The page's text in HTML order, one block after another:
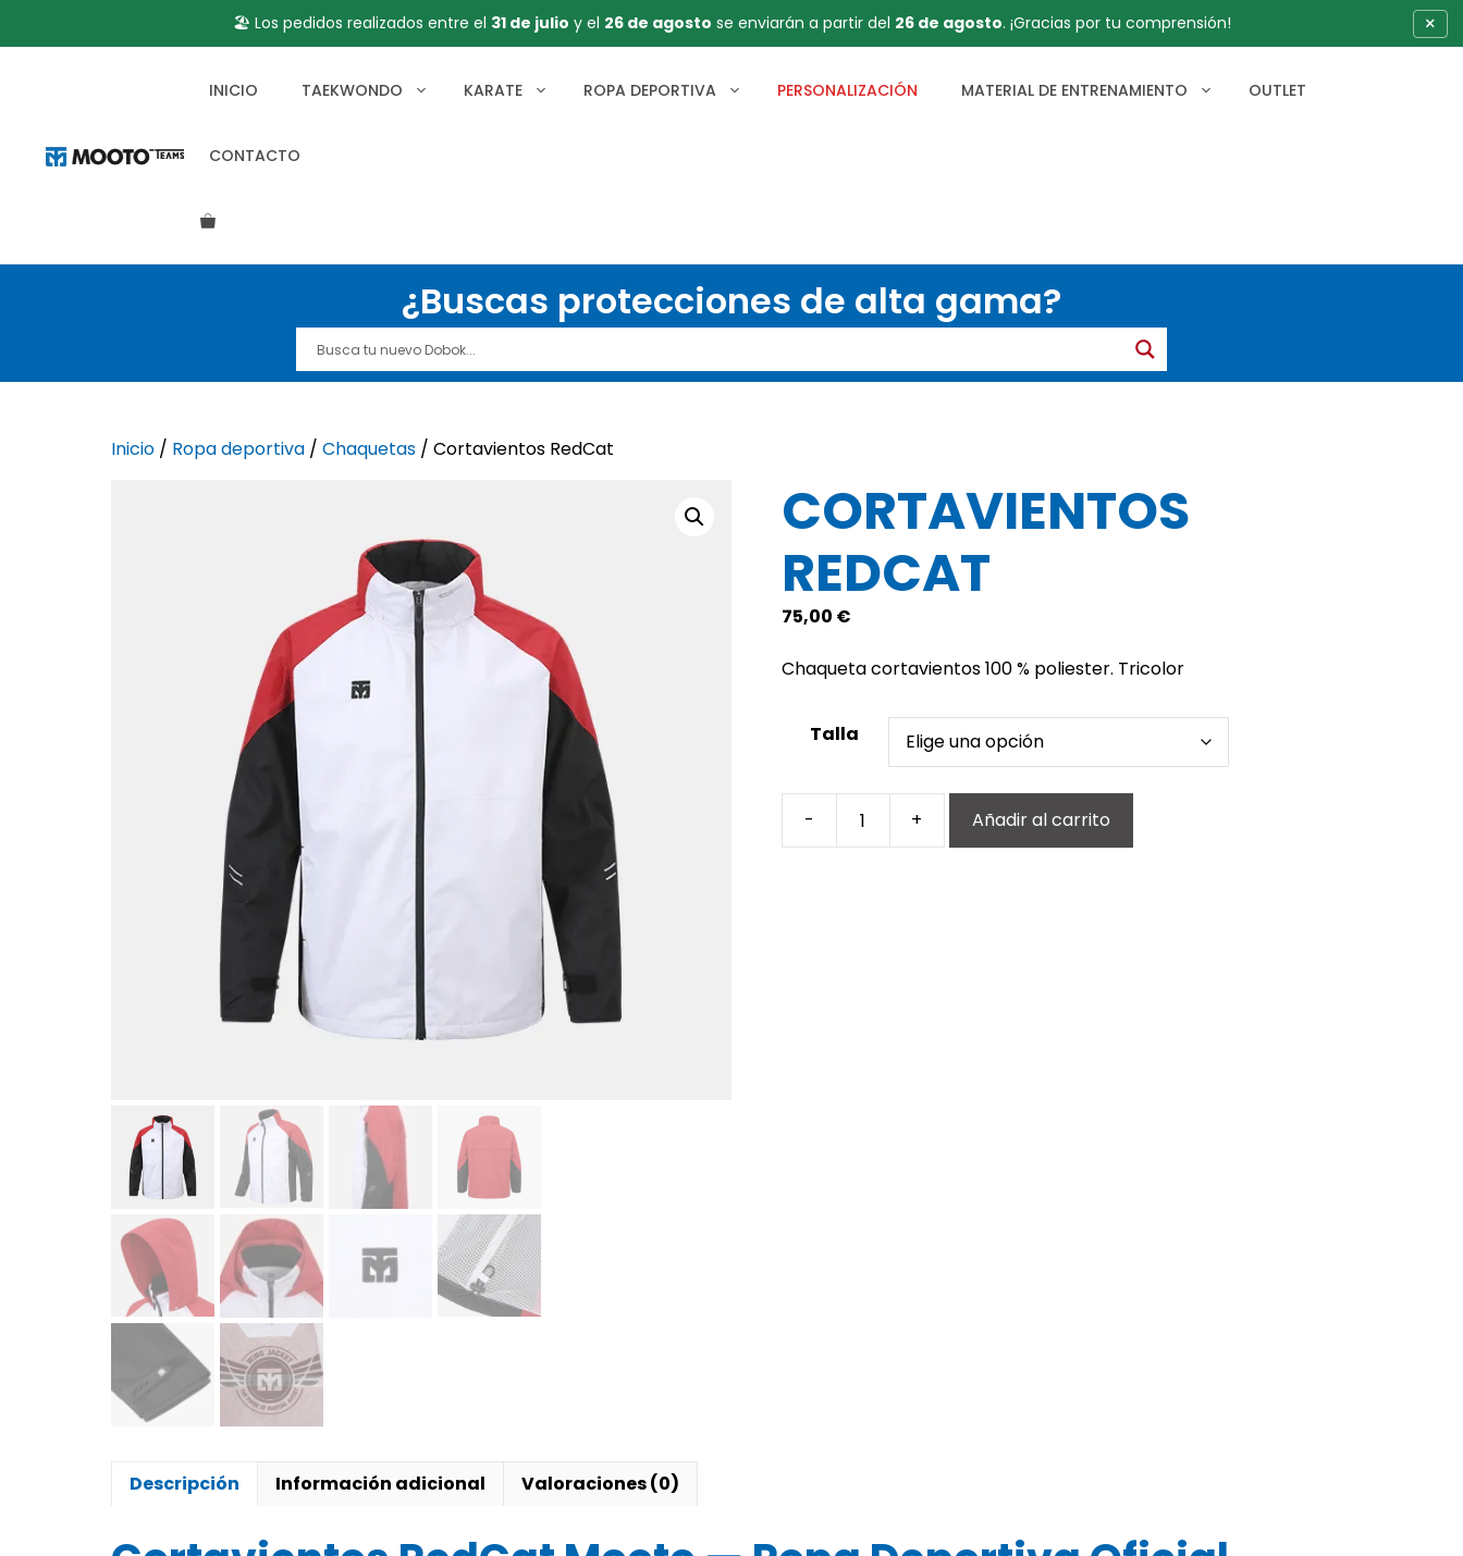
🏖️ Los pedidos realizados entre el 31 de julio y el 26 de agosto se enviarán a partir del 26 de agosto. ¡Gracias por tu comprensión! ×
INICIO TAEKWONDO KARATE ROPA DEPORTIVA PERSONALIZACIÓN MATERIAL DE ENTRENAMIENTO OUTLET
CONTACTO
¿Buscas protecciones de alta gama?
Inicio / Ropa deportiva / Chaquetas / Cortavientos RedCat
CORTAVIENTOS
REDCAT
75,00 €
Chaqueta cortavientos 100 % poliester. Tricolor
Talla
-
Cortavientos
+ Añadir al carrito
Descripción Información adicional Valoraciones (0)